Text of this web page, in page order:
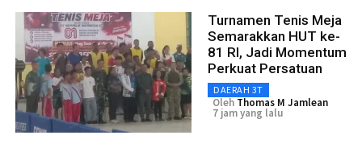
Turnamen Tenis Meja
Semarakkan HUT ke-
81 RI, Jadi Momentum
Perkuat Persatuan
DAERAH 3T
Oleh Thomas M Jamlean
7 jam yang lalu